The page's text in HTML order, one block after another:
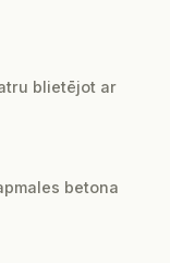
blietējot ar
betona